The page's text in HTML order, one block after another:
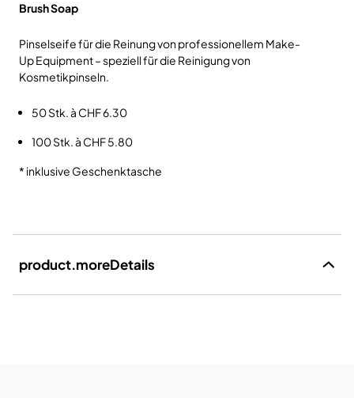
Brush Soap
Pinselseife für die Reinung von professionellem Make-
Up Equipment – speziell für die Reinigung von
Kosmetikpinseln.
50 Stk. à CHF 6.30
100 Stk. à CHF 5.80
* inklusive Geschenktasche
product.moreDetails